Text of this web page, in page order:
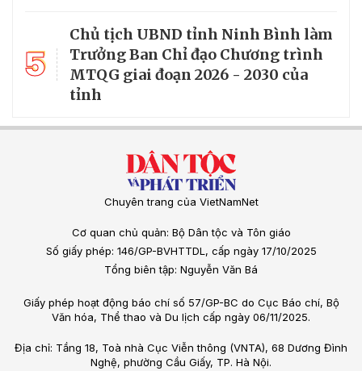
5
Chủ tịch UBND tỉnh Ninh Bình làm
Trưởng Ban Chỉ đạo Chương trình
MTQG giai đoạn 2026 - 2030 của
tỉnh
Chuyên trang của VietNamNet
Cơ quan chủ quản: Bộ Dân tộc và Tôn giáo
Số giấy phép: 146/GP-BVHTTDL, cấp ngày 17/10/2025
Tổng biên tập: Nguyễn Văn Bá
Giấy phép hoạt động báo chí số 57/GP-BC do Cục Báo chí, Bộ
Văn hóa, Thể thao và Du lịch cấp ngày 06/11/2025.
Địa chỉ: Tầng 18, Toà nhà Cục Viễn thông (VNTA), 68 Dương Đình
Nghệ, phường Cầu Giấy, TP. Hà Nội.